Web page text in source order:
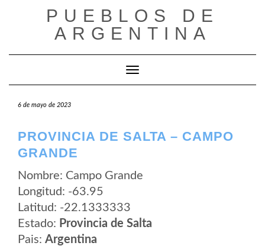
PUEBLOS DE
ARGENTINA
Cambiar modo de navegación
6 de mayo de 2023
PROVINCIA DE SALTA – CAMPO
GRANDE
Nombre: Campo Grande
Longitud: -63.95
Latitud: -22.1333333
Estado: Provincia de Salta
Pais: Argentina